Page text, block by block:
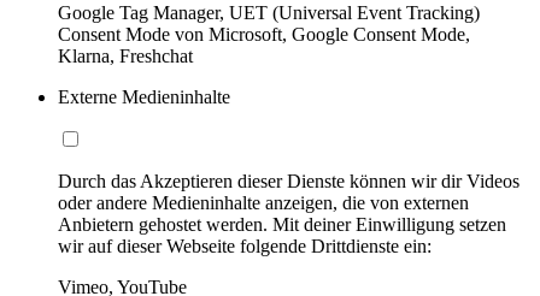
Google Tag Manager, UET (Universal Event Tracking)
Consent Mode von Microsoft, Google Consent Mode,
Klarna, Freshchat
Externe Medieninhalte
Durch das Akzeptieren dieser Dienste können wir dir Videos
oder andere Medieninhalte anzeigen, die von externen
Anbietern gehostet werden. Mit deiner Einwilligung setzen
wir auf dieser Webseite folgende Drittdienste ein:
Vimeo, YouTube